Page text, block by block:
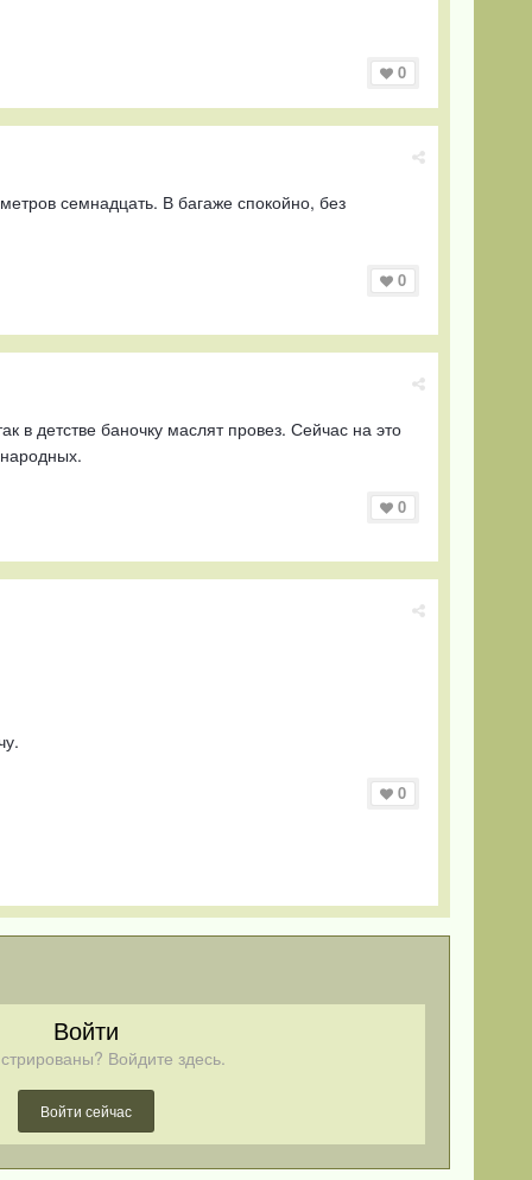
0
семнадцать. В багаже спокойно, без
0
в детстве баночку маслят провез. Сейчас на это
0
0
Войти
Войдите здесь.
Войти сейчас